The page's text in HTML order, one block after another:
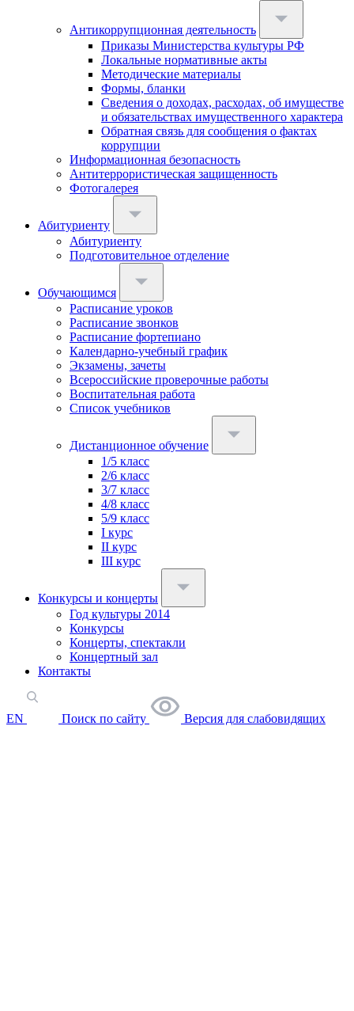
Антикоррупционная деятельность
Приказы Министерства культуры РФ
Локальные нормативные акты
Методические материалы
Формы, бланки
Сведения о доходах, расходах, об имуществе
и обязательствах имущественного характера
Обратная связь для сообщения о фактах
коррупции
Информационная безопасность
Антитеррористическая защищенность
Фотогалерея
Абитуриенту
Абитуриенту
Подготовительное отделение
Обучающимся
Расписание уроков
Расписание звонков
Расписание фортепиано
Календарно-учебный график
Экзамены, зачеты
Всероссийские проверочные работы
Воспитательная работа
Список учебников
Дистанционное обучение
1/5 класс
2/6 класс
3/7 класс
4/8 класс
5/9 класс
I курс
II курс
III курс
Конкурсы и концерты
Год культуры 2014
Конкурсы
Концерты, спектакли
Концертный зал
Контакты
EN Поиск по сайту Версия для слабовидящих